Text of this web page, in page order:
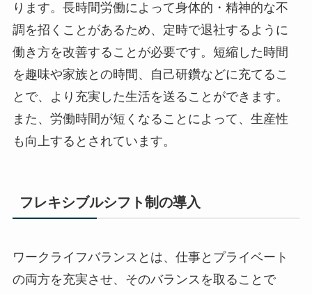
ります。長時間労働によって身体的・精神的な不
調を招くことがあるため、定時で退社するように
働き方を改善することが必要です。短縮した時間
を趣味や家族との時間、自己研鑽などに充てるこ
とで、より充実した生活を送ることができます。
また、労働時間が短くなることによって、生産性
も向上するとされています。
フレキシブルシフト制の導入
ワークライフバランスとは、仕事とプライベート
の両方を充実させ、そのバランスを取ることで